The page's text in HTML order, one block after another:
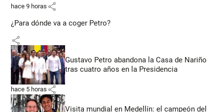
hace 9 horas share
¿Para dónde va a coger Petro?
share
Gustavo Petro abandona la Casa de Nariño
tras cuatro años en la Presidencia
hace 5 horas share
Visita mundial en Medellín: el campeón del